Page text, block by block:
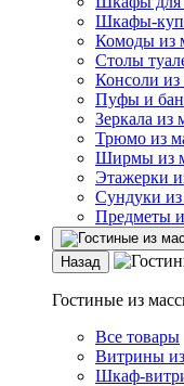
Шкафы-
Комоды из
Столы
Консоли из
Пуфы и
Зеркала из
Трюмо из
Ширмы из
Этажерки
Сундуки из
Предметы
Назад
Гостиные из
Все товары
Витрины из
Шкаф-